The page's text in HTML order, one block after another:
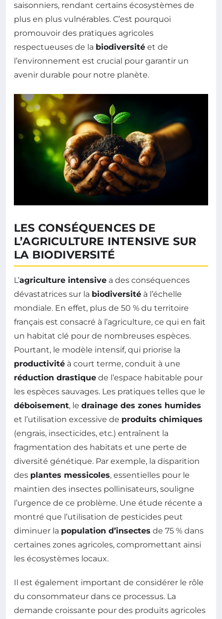
saisonniers, rendant certains écosystèmes de
plus en plus vulnérables. C’est pourquoi
promouvoir des pratiques agricoles
respectueuses de la biodiversité et de
l’environnement est crucial pour garantir un
avenir durable pour notre planète.
LES CONSÉQUENCES DE
L’AGRICULTURE INTENSIVE SUR
LA BIODIVERSITÉ
L’agriculture intensive a des conséquences
dévastatrices sur la biodiversité à l’échelle
mondiale. En effet, plus de 50 % du territoire
français est consacré à l’agriculture, ce qui en fait
un habitat clé pour de nombreuses espèces.
Pourtant, le modèle intensif, qui priorise la
productivité à court terme, conduit à une
réduction drastique de l’espace habitable pour
les espèces sauvages. Les pratiques telles que le
déboisement, le drainage des zones humides
et l’utilisation excessive de produits chimiques
(engrais, insecticides, etc.) entraînent la
fragmentation des habitats et une perte de
diversité génétique. Par exemple, la disparition
des plantes messicoles, essentielles pour le
maintien des insectes pollinisateurs, souligne
l’urgence de ce problème. Une étude récente a
montré que l’utilisation de pesticides peut
diminuer la population d’insectes de 75 % dans
certaines zones agricoles, compromettant ainsi
les écosystèmes locaux.
Il est également important de considérer le rôle
du consommateur dans ce processus. La
demande croissante pour des produits agricoles